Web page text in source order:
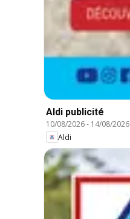
Aldi publicité
10/08/2026- 14/08/2026
Aldi